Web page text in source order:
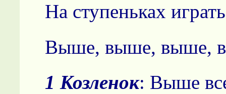
На ступеньках
Выше, выше, выше,
1 Козленок: Выше